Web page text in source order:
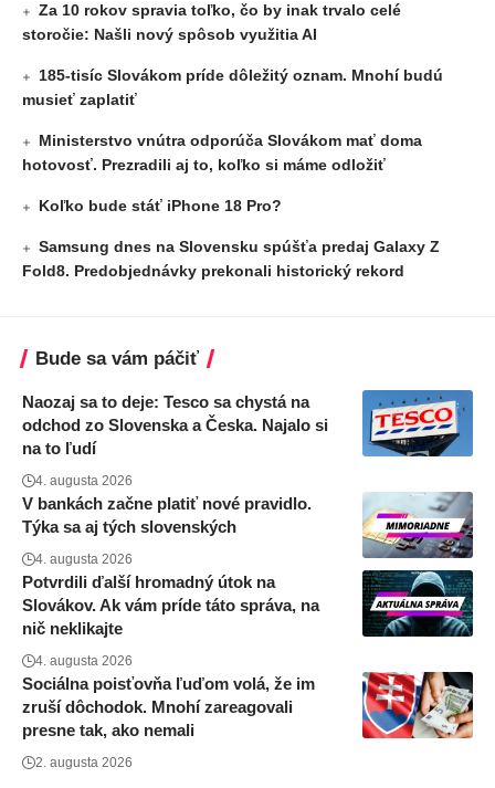
Za 10 rokov spravia toľko, čo by inak trvalo celé
storočie: Našli nový spôsob využitia AI
185-tisíc Slovákom príde dôležitý oznam. Mnohí budú
musieť zaplatiť
Ministerstvo vnútra odporúča Slovákom mať doma
hotovosť. Prezradili aj to, koľko si máme odložiť
Koľko bude stáť iPhone 18 Pro?
Samsung dnes na Slovensku spúšťa predaj Galaxy Z
Fold8. Predobjednávky prekonali historický rekord
Bude sa vám páčiť
Naozaj sa to deje: Tesco sa chystá na
odchod zo Slovenska a Česka. Najalo si
na to ľudí
4. augusta 2026
V bankách začne platiť nové pravidlo.
Týka sa aj tých slovenských
4. augusta 2026
Potvrdili ďalší hromadný útok na
Slovákov. Ak vám príde táto správa, na
nič neklikajte
4. augusta 2026
Sociálna poisťovňa ľuďom volá, že im
zruší dôchodok. Mnohí zareagovali
presne tak, ako nemali
2. augusta 2026